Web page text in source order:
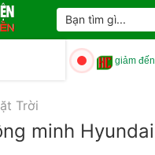
Tìm
kiếm:
giảm đến
Trời
minh Hyundai